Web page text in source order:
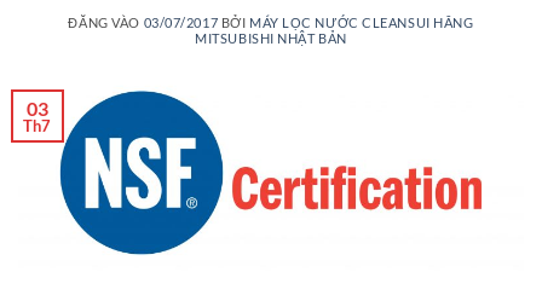
ĐĂNG VÀO 03/07/2017 BỞI MÁY LỌC NƯỚC CLEANSUI HÃNG
MITSUBISHI NHẬT BẢN
03
Th7